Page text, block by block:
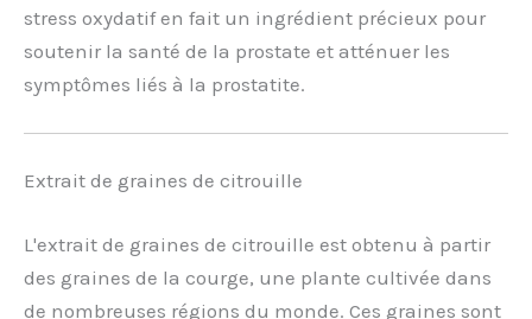
stress oxydatif en fait un ingrédient précieux pour
soutenir la santé de la prostate et atténuer les
symptômes liés à la prostatite.
Extrait de graines de citrouille
L'extrait de graines de citrouille est obtenu à partir
des graines de la courge, une plante cultivée dans
de nombreuses régions du monde. Ces graines sont